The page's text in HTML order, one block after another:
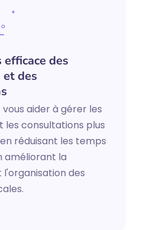
des
des
aider à gérer les
les consultations plus
réduisant les temps
améliorant la
des